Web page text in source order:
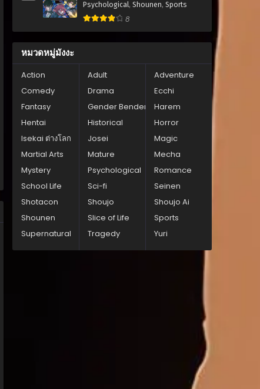
Psychological, Shounen, Sports
8
หมวดหมู่มังงะ
Action Adult
Adventure
Comedy
Drama
Ecchi
Fantasy
Gender Bender
Harem
Hentai
Historical
Horror
Isekai ต่างโลก
Josei
Magic
Martial Arts
Mature
Mecha
Mystery
Psychological
Romance
School Life
Sci-fi
Seinen
Shotacon
Shoujo
Shoujo Ai
Shounen
Slice of Life
Sports
Supernatural
Tragedy Yuri